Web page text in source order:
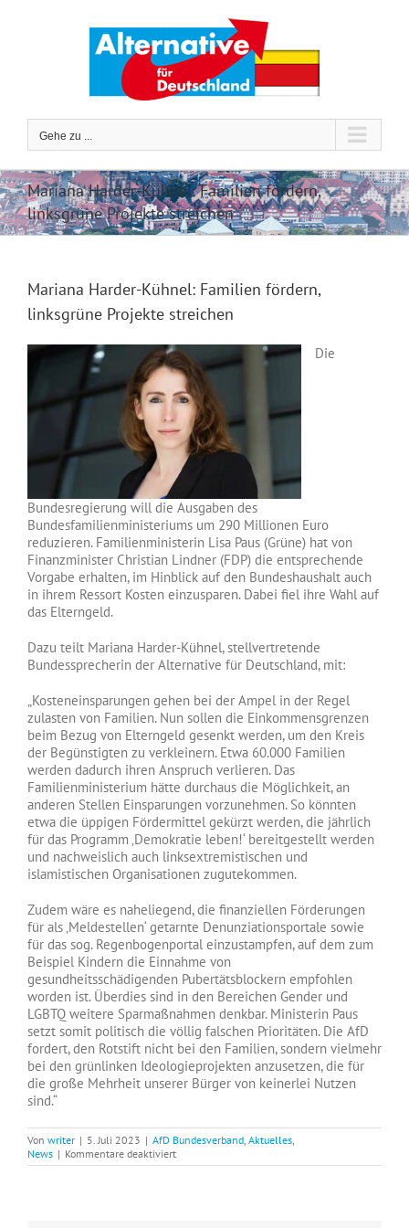
Gehe zu ...
Mariana Harder-Kühnel: Familien fördern,
linksgrüne Projekte streichen
Mariana Harder-Kühnel: Familien fördern,
linksgrüne Projekte streichen
Die
Bundesregierung will die Ausgaben des
Bundesfamilienministeriums um 290 Millionen Euro
reduzieren. Familienministerin Lisa Paus (Grüne) hat von
Finanzminister Christian Lindner (FDP) die entsprechende
Vorgabe erhalten, im Hinblick auf den Bundeshaushalt auch
in ihrem Ressort Kosten einzusparen. Dabei fiel ihre Wahl auf
das Elterngeld.
Dazu teilt Mariana Harder-Kühnel, stellvertretende
Bundessprecherin der Alternative für Deutschland, mit:
„Kosteneinsparungen gehen bei der Ampel in der Regel
zulasten von Familien. Nun sollen die Einkommensgrenzen
beim Bezug von Elterngeld gesenkt werden, um den Kreis
der Begünstigten zu verkleinern. Etwa 60.000 Familien
werden dadurch ihren Anspruch verlieren. Das
Familienministerium hätte durchaus die Möglichkeit, an
anderen Stellen Einsparungen vorzunehmen. So könnten
etwa die üppigen Fördermittel gekürzt werden, die jährlich
für das Programm ‚Demokratie leben!‘ bereitgestellt werden
und nachweislich auch linksextremistischen und
islamistischen Organisationen zugutekommen.
Zudem wäre es naheliegend, die finanziellen Förderungen
für als ‚Meldestellen‘ getarnte Denunziationsportale sowie
für das sog. Regenbogenportal einzustampfen, auf dem zum
Beispiel Kindern die Einnahme von
gesundheitsschädigenden Pubertätsblockern empfohlen
worden ist. Überdies sind in den Bereichen Gender und
LGBTQ weitere Sparmaßnahmen denkbar. Ministerin Paus
setzt somit politisch die völlig falschen Prioritäten. Die AfD
fordert, den Rotstift nicht bei den Familien, sondern vielmehr
bei den grünlinken Ideologieprojekten anzusetzen, die für
die große Mehrheit unserer Bürger von keinerlei Nutzen
sind.“
Von writer | 5. Juli 2023 | AfD Bundesverband Aktuelles
News | Kommentare deaktiviertfür
Mariana